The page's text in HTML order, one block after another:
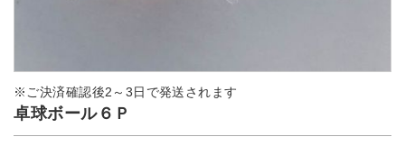
※ご決済確認後2～3日で発送されます
卓球ボール６Ｐ